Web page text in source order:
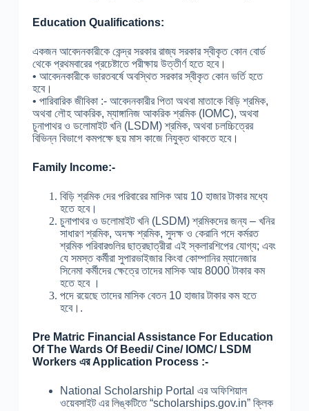
Education Qualifications:
একজন আবেদনকারীকে কেন্দ্র সরকার রাজ্য সরকার স্বীকৃত কোন বোর্ড
থেকে প্রথমবারের প্রচেষ্টাতে পরীক্ষায় উত্তীর্ণ হতে হবে।
• আবেদনকারীকে ভারতবর্ষে অবস্থিত সরকার স্বীকৃত কোন ভর্তি হতে
হবে।
• পারিবারিক জীবিকা :- আবেদনকারীর পিতা অথবা মাতাকে বিড়ি শ্রমিক,
অথবা লৌহ আকরিক, ম্যাঙ্গানিজ আকরিক শ্রমিক (IOMC), অথবা
চুনাপাথর ও ডলোমাইট খনি (LSDM) শ্রমিক, অথবা চলচ্চিত্রের
বিভিন্ন বিভাগে কমপক্ষে ছয় মাস কাজে নিযুক্ত থাকতে হবে।
Family Income:-
বিড়ি শ্রমিক দের পরিবারের মাসিক আয় 10 হাজার টাকার মধ্যে
হতে হবে।
চুনাপাথর ও ডলোমাইট খনি (LSDM) শ্রমিকদের জন্য – খনির
সাধারণ শ্রমিক, অদক্ষ শ্রমিক, সুদক্ষ ও কেরানি পদে কর্মরত
শ্রমিক পরিবারগুলির ছাত্রছাত্রীরা এই স্কলারশিপের যোগ্য; এবং
যে সমস্ত কর্মীরা সুপারভাইজার কিংবা কোম্পানির ম্যানেজার
সিনেমা কর্মীদের ক্ষেত্রে তাদের মাসিক আয় 8000 টাকার কম
হতে হবে ।
পদে রয়েছে তাদের মাসিক বেতন 10 হাজার টাকার কম হতে
হবে।.
Pre Matric Financial Assistance For Education
Of The Wards Of Beedi/ Cine/ IOMC/ LSDM
Workers এর Application Process :-
National Scholarship Portal এর অফিশিয়াল
ওয়েবসাইট এর লিঙ্কটিতে “scholarships.gov.in” ক্লিক